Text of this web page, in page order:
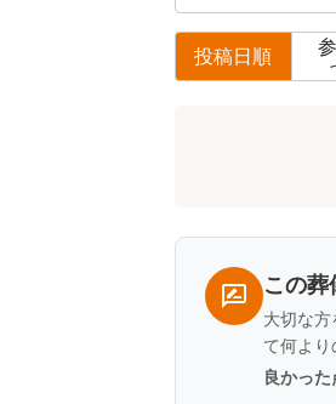
投稿日順
この
大切な
て何より
良かった